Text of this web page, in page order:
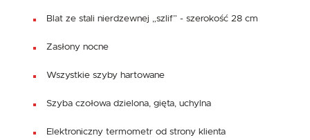
Blat ze stali nierdzewnej „szlif” - szerokość 28 cm
Zasłony nocne
Wszystkie szyby hartowane
Szyba czołowa dzielona, gięta, uchylna
Elektroniczny termometr od strony klienta